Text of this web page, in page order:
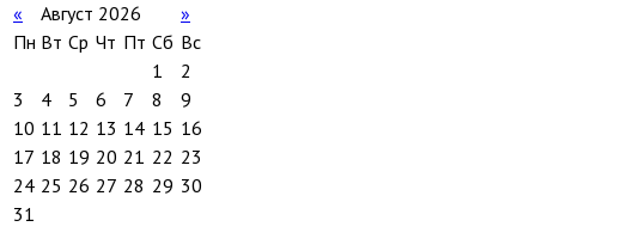
« Август 2026
»
Пн Вт Ср Чт Пт Сб Вс
1
2
3
4 5 6 7 8
9
10 11 12 13 14 15 16
17 18 19 20 21 22 23
24 25 26 27 28 29 30
31